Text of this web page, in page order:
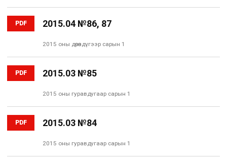
PDF 2015.04 №86, 87
2015 оны дөрөвдүгээр сарын 1
PDF 2015.03 №85
2015 оны гуравдугаар сарын 1
PDF 2015.03 №84
2015 оны гуравдугаар сарын 1